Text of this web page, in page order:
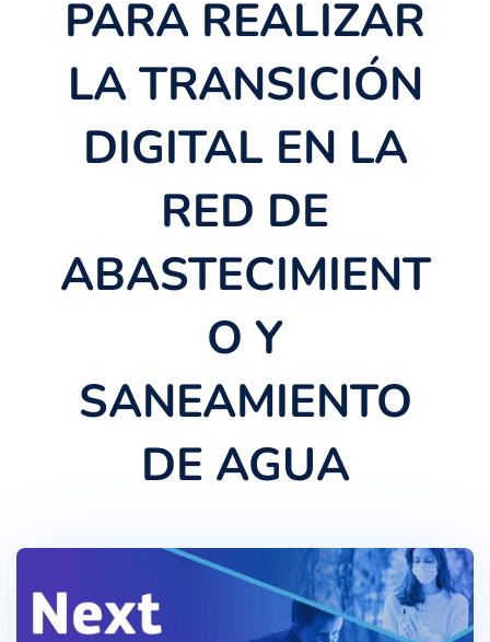
PARA REALIZAR
LA TRANSICIÓN
DIGITAL EN LA
RED DE
ABASTECIMIENT
O Y
SANEAMIENTO
DE AGUA